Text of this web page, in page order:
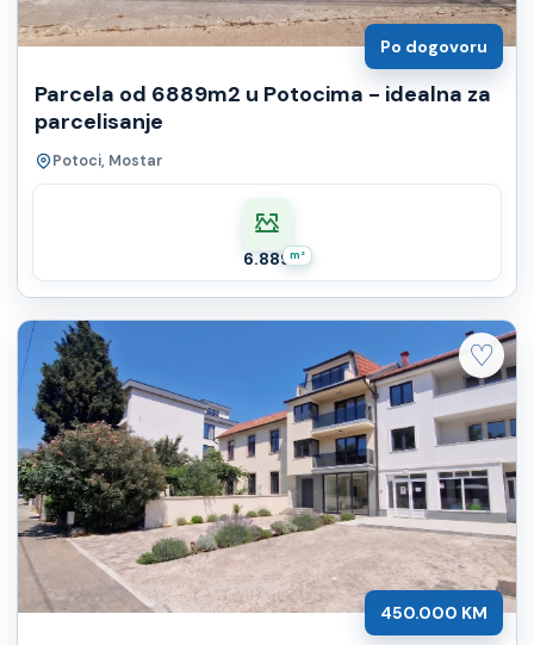
Po dogovoru
Parcela od 6889m2 u Potocima - idealna za
parcelisanje
Potoci, Mostar
m²
6.889
♡
450.000 KM